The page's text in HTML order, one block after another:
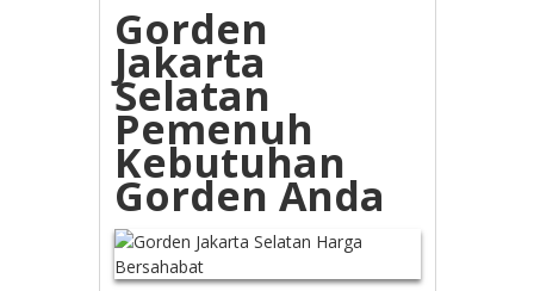
Gorden
Jakarta
Selatan
Pemenuh
Kebutuhan
Gorden Anda